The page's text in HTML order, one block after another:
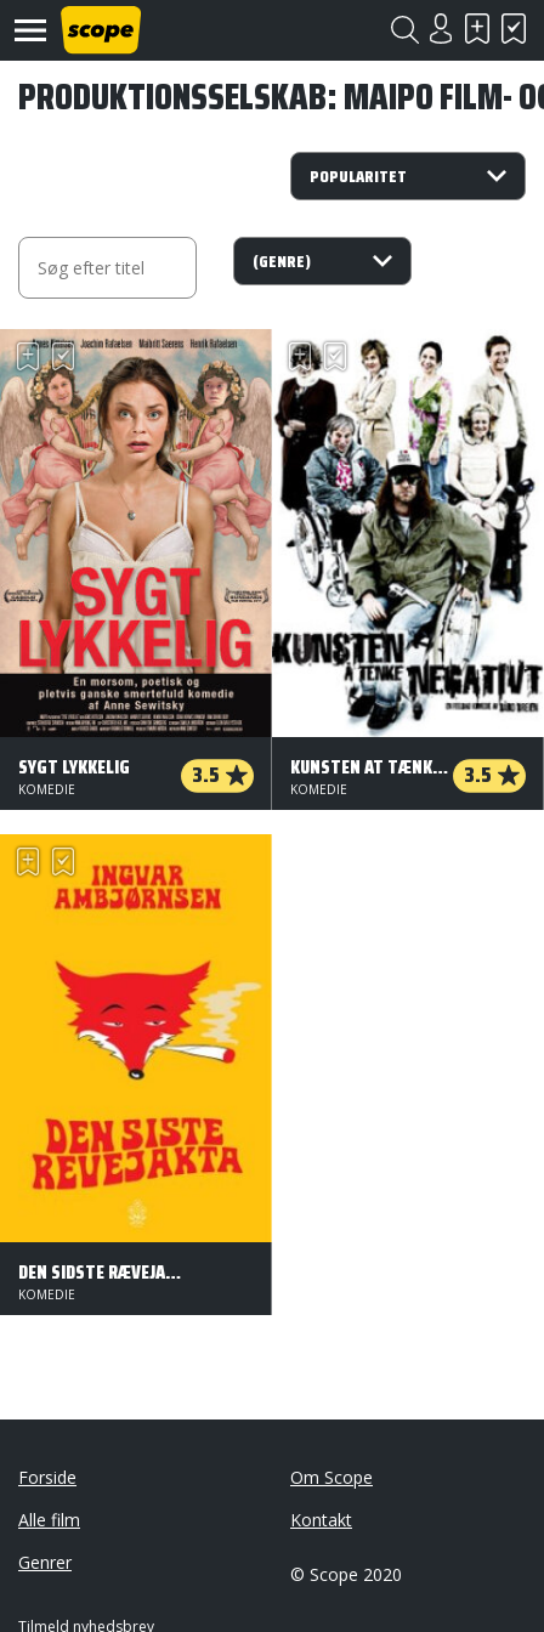
Scope
Kontakt
©
Scope
2020
PRODUKTIONSSELSKAB: MAIPO FILM-
SYGT LYKKELIG 3.5
KOMEDIE
KUNSTEN AT TÆNKE NEGATIVT 3.5
KOMEDIE
DEN SIDSTE RÆVEJAGT
KOMEDIE
Forside
Alle film
Genrer
Om Scope
Kontakt
© Scope 2020
Tilmeld nyhedsbrev